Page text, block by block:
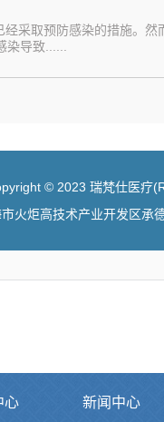
采取预防感染的措施。然
导致......
© 2023 瑞梵仕医疗
火炬高技术产业开发区
心 新闻中心